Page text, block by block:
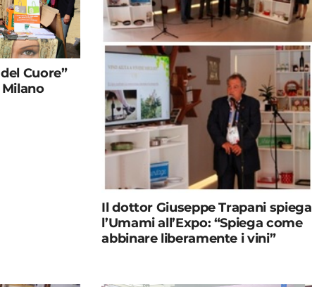
Cuore”
Il dottor Giuseppe Trapani spiega
l’Umami all’Expo: “Spiega come
abbinare liberamente i vini”